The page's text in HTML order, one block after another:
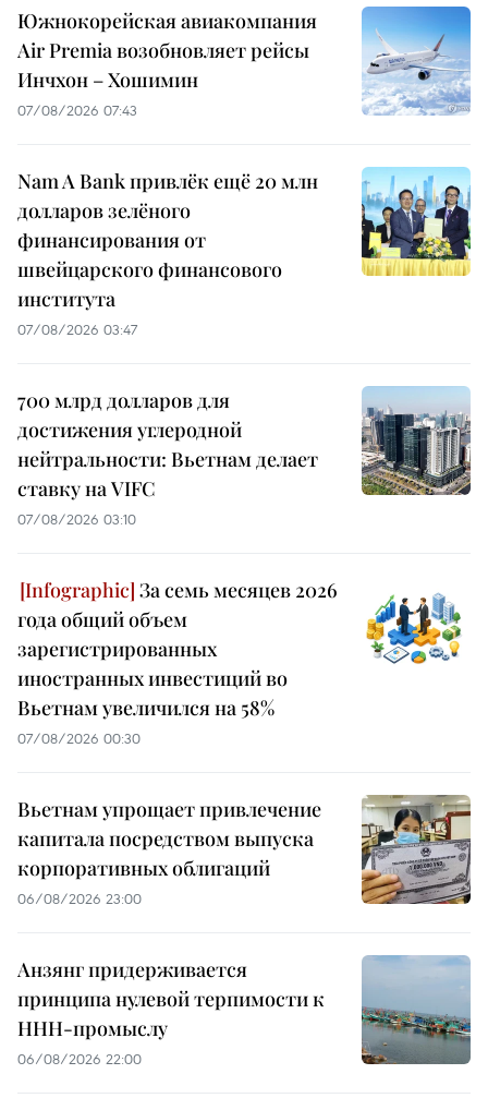
Южнокорейская авиакомпания
Air Premia возобновляет рейсы
Инчхон – Хошимин
07/08/2026 07:43
Nam A Bank привлёк ещё 20 млн
долларов зелёного
финансирования от
швейцарского финансового
института
07/08/2026 03:47
700 млрд долларов для
достижения углеродной
нейтральности: Вьетнам делает
ставку на VIFC
07/08/2026 03:10
За семь месяцев 2026
года общий объем
зарегистрированных
иностранных инвестиций во
Вьетнам увеличился на 58%
07/08/2026 00:30
Вьетнам упрощает привлечение
капитала посредством выпуска
корпоративных облигаций
06/08/2026 23:00
Анзянг придерживается
принципа нулевой терпимости к
ННН-промыслу
06/08/2026 22:00